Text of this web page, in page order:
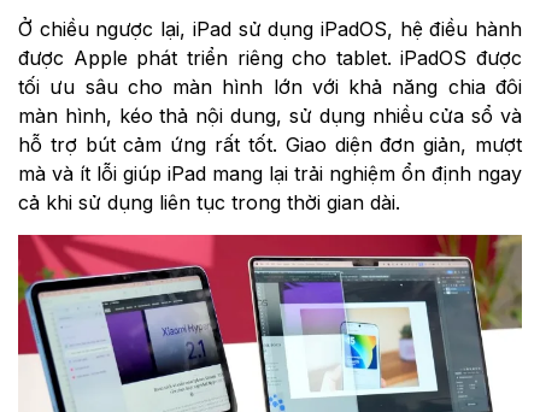
Ở chiều ngược lại, iPad sử dụng iPadOS, hệ điều hành
được Apple phát triển riêng cho tablet. iPadOS được
tối ưu sâu cho màn hình lớn với khả năng chia đôi
màn hình, kéo thả nội dung, sử dụng nhiều cửa sổ và
hỗ trợ bút cảm ứng rất tốt. Giao diện đơn giản, mượt
mà và ít lỗi giúp iPad mang lại trải nghiệm ổn định ngay
cả khi sử dụng liên tục trong thời gian dài.